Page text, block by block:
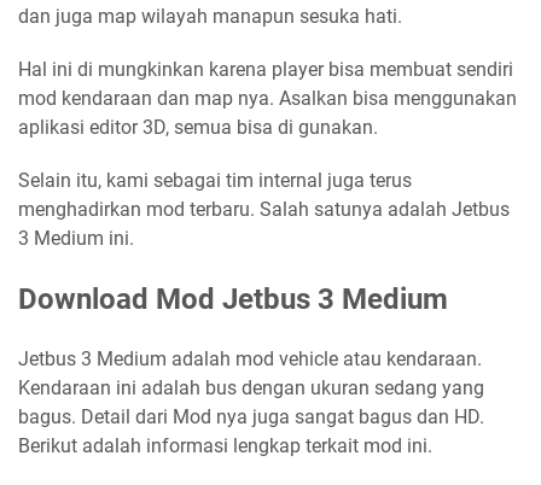
dan juga map wilayah manapun sesuka hati.
Hal ini di mungkinkan karena player bisa membuat sendiri
mod kendaraan dan map nya. Asalkan bisa menggunakan
aplikasi editor 3D, semua bisa di gunakan.
Selain itu, kami sebagai tim internal juga terus
menghadirkan mod terbaru. Salah satunya adalah Jetbus
3 Medium ini.
Download Mod Jetbus 3 Medium
Jetbus 3 Medium adalah mod vehicle atau kendaraan.
Kendaraan ini adalah bus dengan ukuran sedang yang
bagus. Detail dari Mod nya juga sangat bagus dan HD.
Berikut adalah informasi lengkap terkait mod ini.